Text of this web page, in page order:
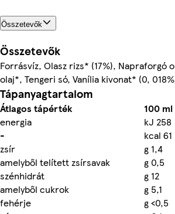
Összetevők
Összetevők
Forrásvíz, Olasz rizs* (17%), Napraforgó
olaj*, Tengeri só, Vanília kivonat* (0,
Tápanyagtartalom
Átlagos tápérték
100 ml
energia
kJ 258
-
kcal 61
zsír
g 1,4
amelyből telített zsírsavak
g 0,5
szénhidrát
g 12
amelyből cukrok
g 5,1
fehérje
g <0,5